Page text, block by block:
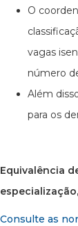
O
vagas
número
Além
para os
Equivalência
Consulte as